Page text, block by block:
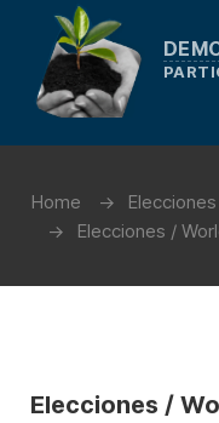
Home
Elecciones
Elecciones /
Elecciones /